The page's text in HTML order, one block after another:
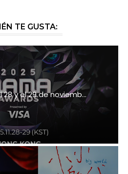
TE GUSTA:
28 y el 29 de noviemb...